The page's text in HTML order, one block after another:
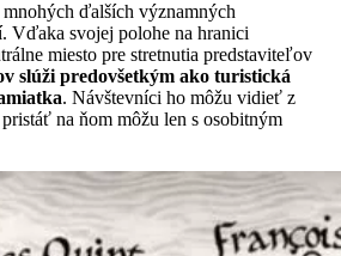
ďalších významných
Vďaka svojej polohe na hranici
miesto pre stretnutia predstaviteľov
slúži predovšetkým ako turistická
. Návštevníci ho môžu vidieť z
na ňom môžu len s osobitným